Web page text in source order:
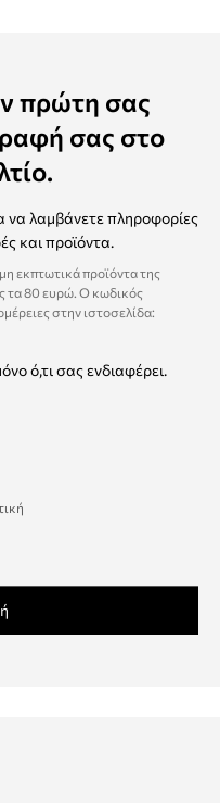
πρώτη σας
σας στο
να λαμβάνετε πληροφορίες
και προϊόντα.
εκπτωτικά προϊόντα της
τα 80 ευρώ. Ο κωδικός
στην ιστοσελίδα:
ό,τι σας ενδιαφέρει.